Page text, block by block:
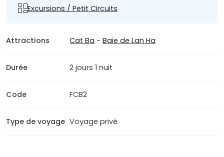
Excursions / Petit Circuits
Attractions Cat Ba -Baie de Lan Ha
Durée 2 jours 1 nuit
Code FCB2
Type de voyage Voyage privé